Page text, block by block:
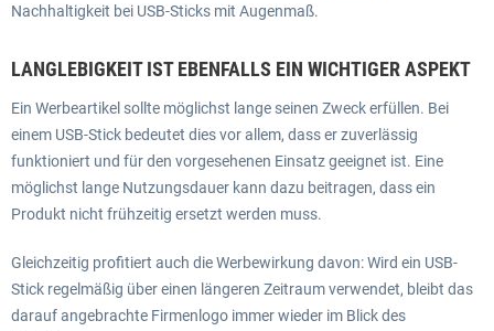
Nachhaltigkeit bei USB-Sticks mit Augenmaß.
LANGLEBIGKEIT IST EBENFALLS EIN WICHTIGER ASPEKT
Ein Werbeartikel sollte möglichst lange seinen Zweck erfüllen. Bei
einem USB-Stick bedeutet dies vor allem, dass er zuverlässig
funktioniert und für den vorgesehenen Einsatz geeignet ist. Eine
möglichst lange Nutzungsdauer kann dazu beitragen, dass ein
Produkt nicht frühzeitig ersetzt werden muss.
Gleichzeitig profitiert auch die Werbewirkung davon: Wird ein USB-
Stick regelmäßig über einen längeren Zeitraum verwendet, bleibt das
darauf angebrachte Firmenlogo immer wieder im Blick des